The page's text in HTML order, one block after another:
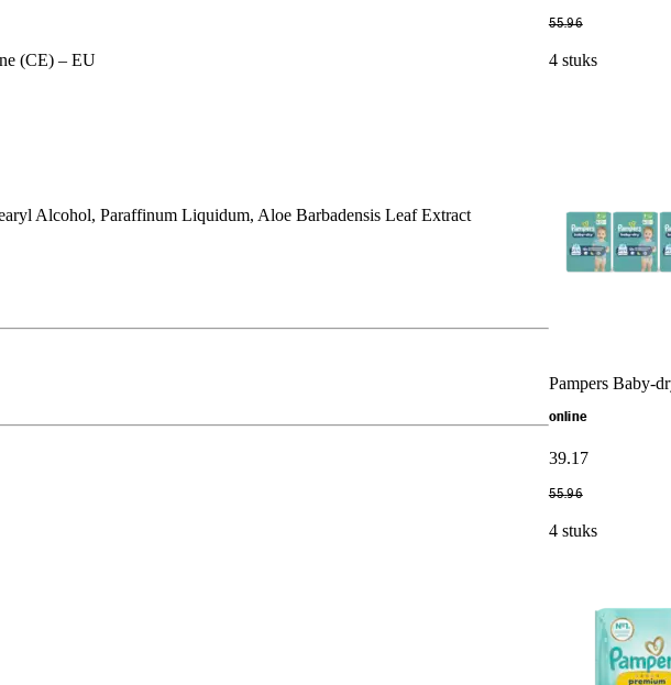
(CE) – EU
Alcohol, Paraffinum Liquidum, Aloe Barbadensis Leaf Extract
55.96
4 stuks
Pampers Baby-
online
39.17
55.96
4 stuks